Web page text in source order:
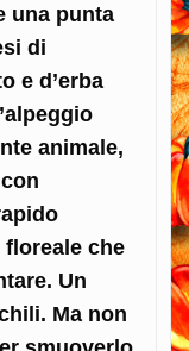
una punta
di
e d’erba
animale,
che
Un
Ma non